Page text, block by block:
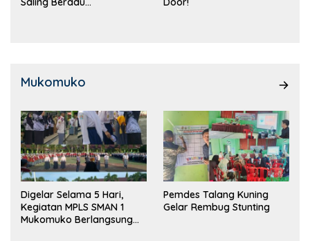
Mukomuko
Digelar Selama 5 Hari,
Kegiatan MPLS SMAN 1
Mukomuko Berlangsung
Pemdes Talang Kuning
Gelar Rembug Stunting